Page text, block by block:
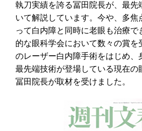
執刀実績を誇る冨田院長が、最先
いて解説しています。今や、多焦
って白内障と同時に老眼も治療で
的な眼科学会において数々の賞を
のレーザー白内障手術をはじめ、
最先端技術が登場している現在の
冨田院長が取材を受けました。